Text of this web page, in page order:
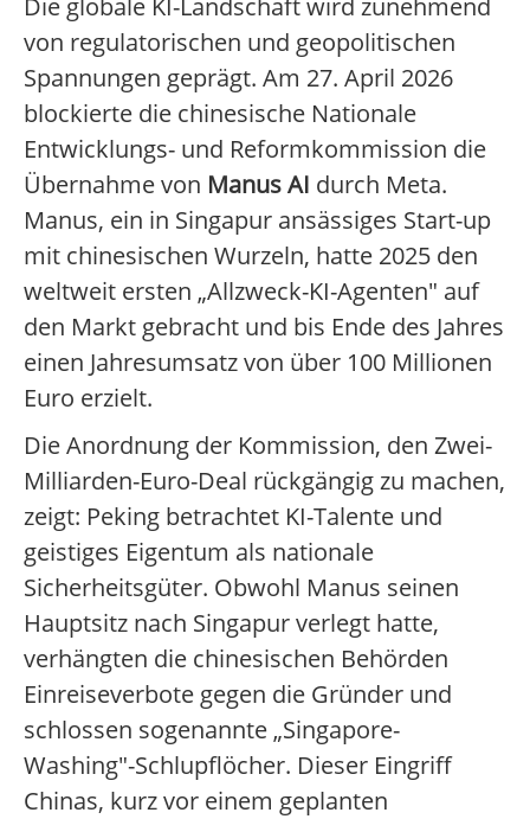
Die globale KI-Landschaft wird zunehmend
von regulatorischen und geopolitischen
Spannungen geprägt. Am 27. April 2026
blockierte die chinesische Nationale
Entwicklungs- und Reformkommission die
Übernahme von Manus AI durch Meta.
Manus, ein in Singapur ansässiges Start-up
mit chinesischen Wurzeln, hatte 2025 den
weltweit ersten „Allzweck-KI-Agenten" auf
den Markt gebracht und bis Ende des Jahres
einen Jahresumsatz von über 100 Millionen
Euro erzielt.
Die Anordnung der Kommission, den Zwei-
Milliarden-Euro-Deal rückgängig zu machen,
zeigt: Peking betrachtet KI-Talente und
geistiges Eigentum als nationale
Sicherheitsgüter. Obwohl Manus seinen
Hauptsitz nach Singapur verlegt hatte,
verhängten die chinesischen Behörden
Einreiseverbote gegen die Gründer und
schlossen sogenannte „Singapore-
Washing"-Schlupflöcher. Dieser Eingriff
Chinas, kurz vor einem geplanten